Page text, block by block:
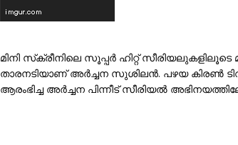
മിനി സ്‌ക്രീനിലെ സൂപ്പർ ഹിറ്റ് സീരിയലുകളിലൂടെ
താരനടിയാണ് അർച്ചന സുശിലൻ. പഴയ കിരൺ
ആരംഭിച്ച അർച്ചന പിന്നീട് സീരിയൽ